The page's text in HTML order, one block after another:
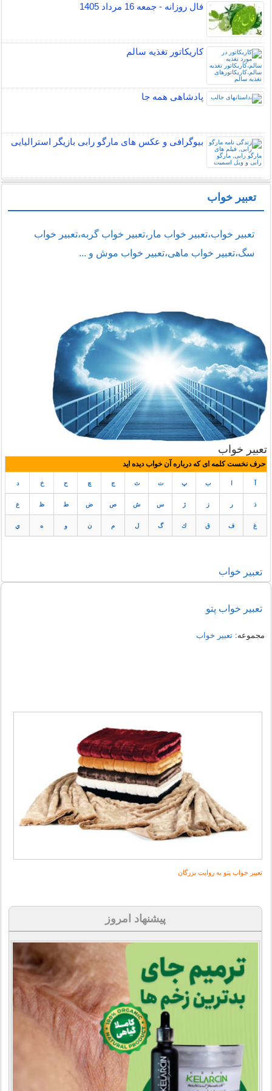
فال روزانه - جمعه 16 مرداد 1405
کاریکاتور تغذیه سالم
پادشاهی همه جا
بیوگرافی و عکس های مارگو رابی بازیگر استرالیایی
تعبیر خواب
تعبیر خواب،تعبیر خواب مار،تعبیر خواب گربه،تعبیر خواب
سگ،تعبیر خواب ماهی،تعبیر خواب موش و ...
تعبیر خواب
حرف نخست کلمه ای که درباره آن خواب دیده اید
ب پ ت ث ج چ ح خ د
ذ ر ز ژ س ش ص ض ط ظ ع
غ ف ق ك گ ل م ن و ه ي
تعبير خواب
تعبیر خواب پتو
مجموعه:تعبير خواب
تعبیر خواب پتو به روایت بزرگان
پیشنهاد امروز